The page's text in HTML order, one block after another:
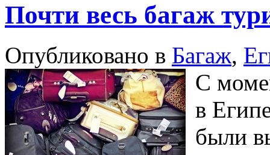
Почти весь багаж
Опубликовано в Багаж,
С
в
были